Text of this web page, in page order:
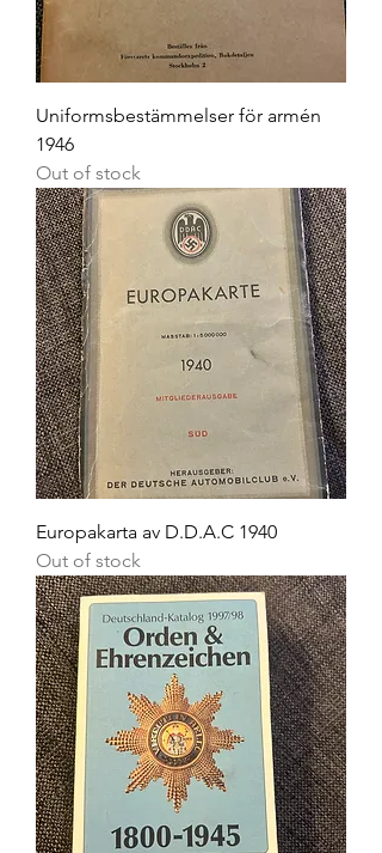
Uniformsbestämmelser för armén
1946
Out of stock
Europakarta av D.D.A.C 1940
Out of stock